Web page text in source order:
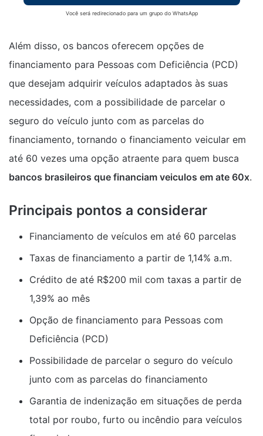
Você será redirecionado para um grupo do WhatsApp
Além disso, os bancos oferecem opções de
financiamento para Pessoas com Deficiência (PCD)
que desejam adquirir veículos adaptados às suas
necessidades, com a possibilidade de parcelar o
seguro do veículo junto com as parcelas do
financiamento, tornando o financiamento veicular em
até 60 vezes uma opção atraente para quem busca
bancos brasileiros que financiam veiculos em ate 60x.
Principais pontos a considerar
Financiamento de veículos em até 60 parcelas
Taxas de financiamento a partir de 1,14% a.m.
Crédito de até R$200 mil com taxas a partir de
1,39% ao mês
Opção de financiamento para Pessoas com
Deficiência (PCD)
Possibilidade de parcelar o seguro do veículo
junto com as parcelas do financiamento
Garantia de indenização em situações de perda
total por roubo, furto ou incêndio para veículos